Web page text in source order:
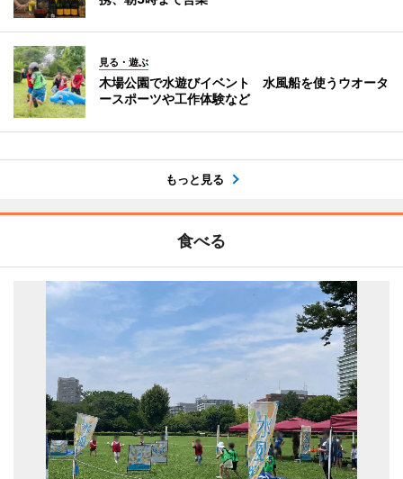
見る・遊ぶ
木場公園で水遊びイベント 水風船を使うウオータ
ースポーツや工作体験など
もっと見る
食べる